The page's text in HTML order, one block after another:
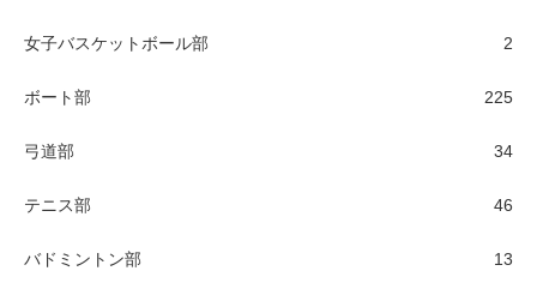
女子バスケットボール部 2
ボート部 225
弓道部 34
テニス部 46
バドミントン部 13